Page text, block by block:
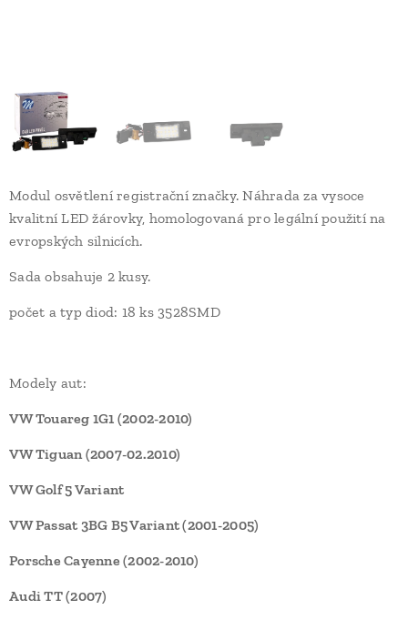
Modul osvětlení registrační značky. Náhrada za vysoce
kvalitní LED žárovky, homologovaná pro legální použití na
evropských silnicích.
Sada obsahuje 2 kusy.
počet a typ diod: 18 ks 3528SMD
Modely aut:
VW Touareg 1G1 (2002-2010)
VW Tiguan (2007-02.2010)
VW Golf 5 Variant
VW Passat 3BG B5 Variant (2001-2005)
Porsche Cayenne (2002-2010)
Audi TT (2007)